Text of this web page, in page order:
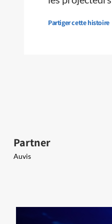
Partiger cette histoire
Partner
Auvis